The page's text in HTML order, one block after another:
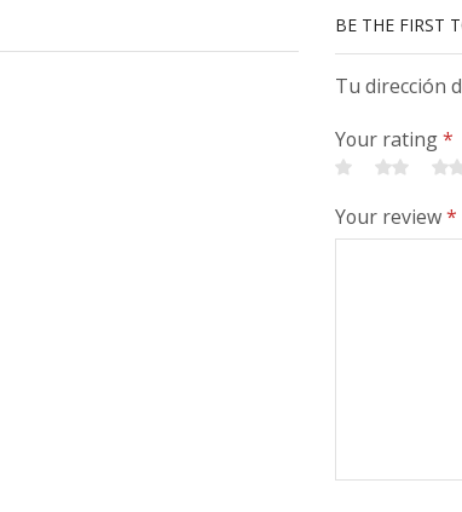
BE THE FIRST
Tu dirección
Your rating*
Your review*